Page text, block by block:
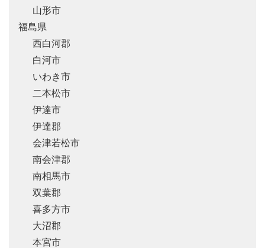
山形市
福島県
西白河郡
白河市
いわき市
二本松市
伊達市
伊達郡
会津若松市
南会津郡
南相馬市
双葉郡
喜多方市
大沼郡
本宮市